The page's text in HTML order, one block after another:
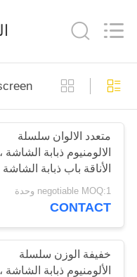
الصفحة
الرئيسية
منتجات
معلومات
جولة
Metal
Mesh
All
Reserved.
متعدد الالوان سلسلة
الالومنيوم ذبابة الشاشة ،
الأناقة باب ذبابة الشاشة
الستار
negotiable MOQ:1 وحدة
CONTACT
خفيفة الوزن سلسلة
الألومنيوم ذبابة الشاشة ،